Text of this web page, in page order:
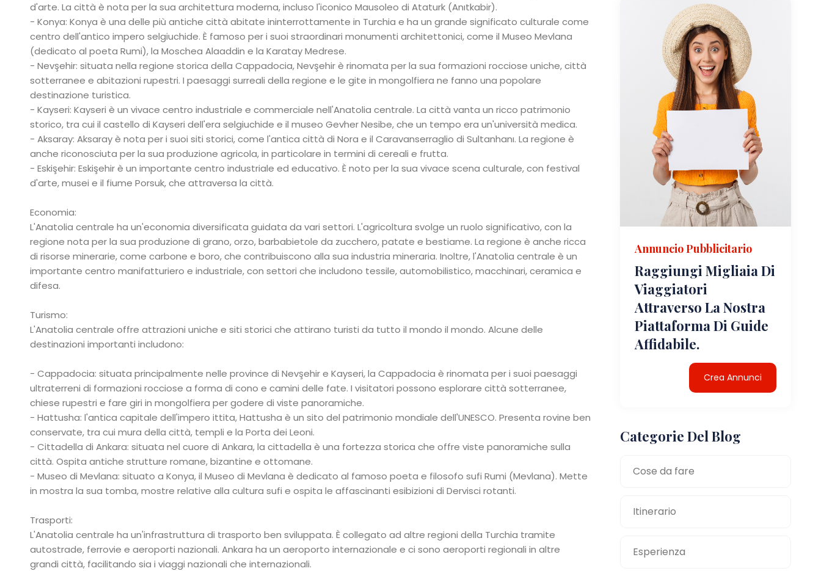
d'arte. La città è nota per la sua architettura moderna, incluso l'iconico Mausoleo di Ataturk (Anıtkabir).
- Konya: Konya è una delle più antiche città abitate ininterrottamente in Turchia e ha un grande significato culturale come
centro dell'antico impero selgiuchide. È famoso per i suoi straordinari monumenti architettonici, come il Museo Mevlana
(dedicato al poeta Rumi), la Moschea Alaaddin e la Karatay Medrese.
- Nevşehir: situata nella regione storica della Cappadocia, Nevşehir è rinomata per la sua formazioni rocciose uniche, città
sotterranee e abitazioni rupestri. I paesaggi surreali della regione e le gite in mongolfiera ne fanno una popolare
destinazione turistica.
- Kayseri: Kayseri è un vivace centro industriale e commerciale nell'Anatolia centrale. La città vanta un ricco patrimonio
storico, tra cui il castello di Kayseri dell'era selgiuchide e il museo Gevher Nesibe, che un tempo era un'università medica.
- Aksaray: Aksaray è nota per i suoi siti storici, come l'antica città di Nora e il Caravanserraglio di Sultanhanı. La regione è
anche riconosciuta per la sua produzione agricola, in particolare in termini di cereali e frutta.
- Eskişehir: Eskişehir è un importante centro industriale ed educativo. È noto per la sua vivace scena culturale, con festival
d'arte, musei e il fiume Porsuk, che attraversa la città.
Economia:
L'Anatolia centrale ha un'economia diversificata guidata da vari settori. L'agricoltura svolge un ruolo significativo, con la
regione nota per la sua produzione di grano, orzo, barbabietole da zucchero, patate e bestiame. La regione è anche ricca
di risorse minerarie, come carbone e boro, che contribuiscono alla sua industria mineraria. Inoltre, l'Anatolia centrale è un
importante centro manifatturiero e industriale, con settori che includono tessile, automobilistico, macchinari, ceramica e
difesa.
Turismo:
L'Anatolia centrale offre attrazioni uniche e siti storici che attirano turisti da tutto il mondo il mondo. Alcune delle
destinazioni importanti includono:
- Cappadocia: situata principalmente nelle province di Nevşehir e Kayseri, la Cappadocia è rinomata per i suoi paesaggi
ultraterreni di formazioni rocciose a forma di cono e camini delle fate. I visitatori possono esplorare città sotterranee,
chiese rupestri e fare giri in mongolfiera per godere di viste panoramiche.
- Hattusha: l'antica capitale dell'impero ittita, Hattusha è un sito del patrimonio mondiale dell'UNESCO. Presenta rovine ben
conservate, tra cui mura della città, templi e la Porta dei Leoni.
- Cittadella di Ankara: situata nel cuore di Ankara, la cittadella è una fortezza storica che offre viste panoramiche sulla
città. Ospita antiche strutture romane, bizantine e ottomane.
- Museo di Mevlana: situato a Konya, il Museo di Mevlana è dedicato al famoso poeta e filosofo sufi Rumi (Mevlana). Mette
in mostra la sua tomba, mostre relative alla cultura sufi e ospita le affascinanti esibizioni di Dervisci rotanti.
Trasporti:
L'Anatolia centrale ha un'infrastruttura di trasporto ben sviluppata. È collegato ad altre regioni della Turchia tramite
autostrade, ferrovie e aeroporti nazionali. Ankara ha un aeroporto internazionale e ci sono aeroporti regionali in altre
grandi città, facilitando sia i viaggi nazionali che internazionali.
Annuncio Pubblicitario
Raggiungi Migliaia Di
Viaggiatori
Attraverso La Nostra
Piattaforma Di Guide
Affidabile.
Crea Annunci
Categorie Del Blog
Cose da fare
Itinerario
Esperienza